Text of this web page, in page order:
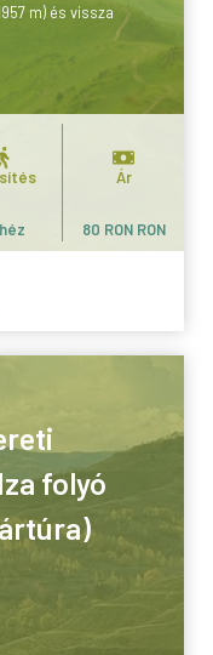
m) és vissza
Ár
80 RON RON
folyó